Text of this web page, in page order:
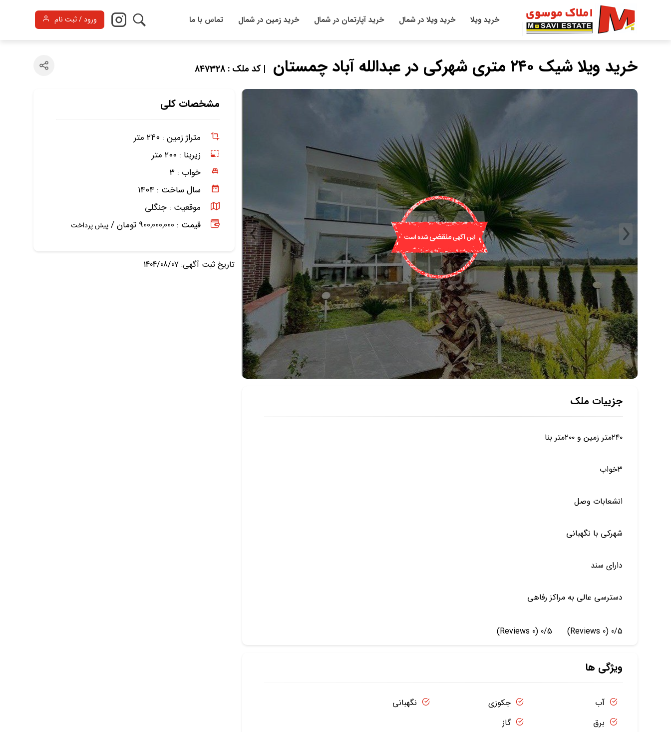
خرید ویلا خرید ویلا در شمال خرید آپارتمان در شمال خرید زمین در شمال تماس با ما ورود / ثبت نام
خرید ویلا شیک ۲۴۰ متری شهرکی در عبدالله آباد چمستان | کد ملک : 847328
مشخصات کلی
متراژ زمین : ۲۴۰ متر
زیربنا : ۲۰۰ متر
خواب : ۳
سال ساخت : ۱۴۰۴
موقعیت : جنگلی
قیمت : 900,000,000 تومان /
پیش پرداخت
تاریخ ثبت آگهی: 1404/08/07
جزییات ملک
۲۴۰متر زمین و ۲۰۰متر بنا
۳خواب
انشعابات وصل
شهرکی با نگهبانی
دارای سند
دسترسی عالی به مراکز رفاهی
0/5
(0 Reviews)
0/5
(0 Reviews)
ویژگی ها
آب
برق
جکوزی
گاز
نگهبانی